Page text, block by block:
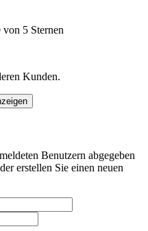
5 Sternen
Kunden.
Benutzern abgegeben
erstellen Sie einen neuen